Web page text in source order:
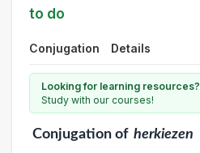
to do
Conjugation Details
Looking for learning resources?
Study with our courses!
Conjugationof herkiezen